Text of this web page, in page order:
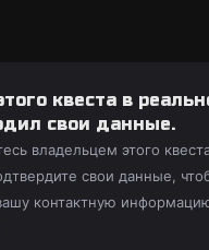
квеста в
свои данные.
владельцем этого
свои данные,
контактную